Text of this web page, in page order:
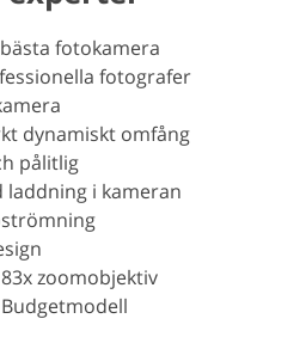
fotokamera
fotografer
dynamiskt omfång
pålitlig
laddning i kameran
83x zoomobjektiv
Budgetmodell